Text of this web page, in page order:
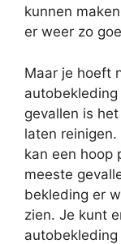
kunnen
er weer zo
Maar je hoeft
gevallen is
laten
kan een hoop
meeste
bekleding er
zien. Je kunt